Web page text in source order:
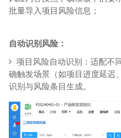
批量导入项目风险信息；
自动识别风险：
项目风险自动识别：适配不
确触发场景（如项目进度延迟
识别与风险条目生成。